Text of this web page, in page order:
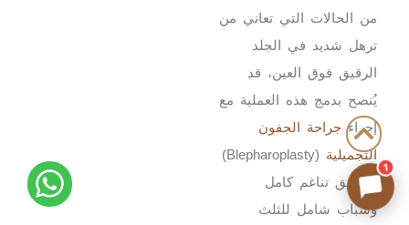
من الحالات التي تعاني من
ترهل شديد في الجلد
الرقيق فوق العين، قد
يُنصح بدمج هذه العملية مع
إجراء جراحة الجفون
التجميلية
(Blepharoplasty)
لتحقيق تناغم كامل
وشباب شامل للثلث
1